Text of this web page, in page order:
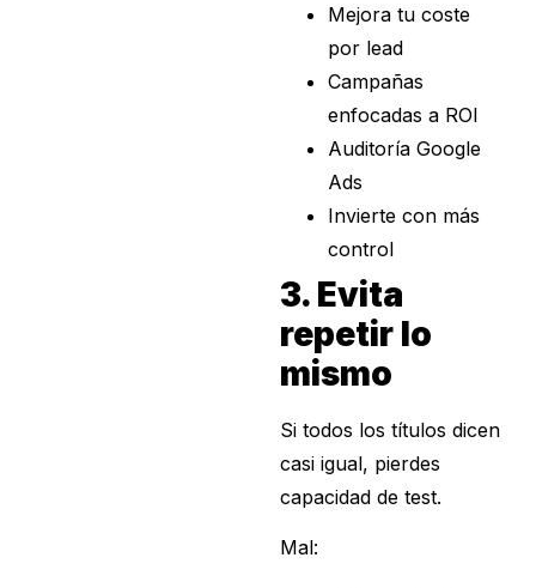
Mejora tu coste
por lead
Campañas
enfocadas a ROI
Auditoría Google
Ads
Invierte con más
control
3. Evita
repetir lo
mismo
Si todos los títulos dicen
casi igual, pierdes
capacidad de test.
Mal: